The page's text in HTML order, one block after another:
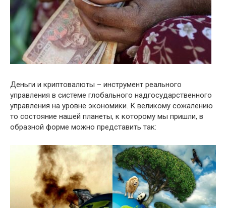
Деньги и криптовалюты – инструмент реального
управления в системе глобального надгосударственного
управления на уровне экономики. К великому сожалению
то состояние нашей планеты, к которому мы пришли, в
образной форме можно представить так: